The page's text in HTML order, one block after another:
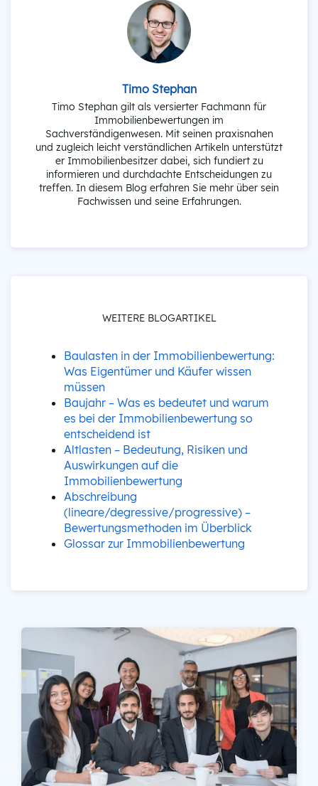
Timo Stephan
Timo Stephan gilt als versierter Fachmann für
Immobilienbewertungen im
Sachverständigenwesen. Mit seinen praxisnahen
und zugleich leicht verständlichen Artikeln unterstützt
er Immobilienbesitzer dabei, sich fundiert zu
informieren und durchdachte Entscheidungen zu
treffen. In diesem Blog erfahren Sie mehr über sein
Fachwissen und seine Erfahrungen.
WEITERE BLOGARTIKEL
Baulasten in der Immobilienbewertung:
Was Eigentümer und Käufer wissen
müssen
Baujahr – Was es bedeutet und warum
es bei der Immobilienbewertung so
entscheidend ist
Altlasten – Bedeutung, Risiken und
Auswirkungen auf die
Immobilienbewertung
Abschreibung
(lineare/degressive/progressive) –
Bewertungsmethoden im Überblick
Glossar zur Immobilienbewertung